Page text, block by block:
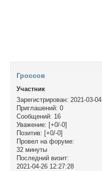
Гроссов
Участник
Зарегистрирован: 2021-03-04
Приглашений: 0
Сообщений: 16
Уважение: [+0/-0]
Позитив: [+0/-0]
Провел на форуме:
32 минуты
Последний визит:
2021-04-26 12:27:28